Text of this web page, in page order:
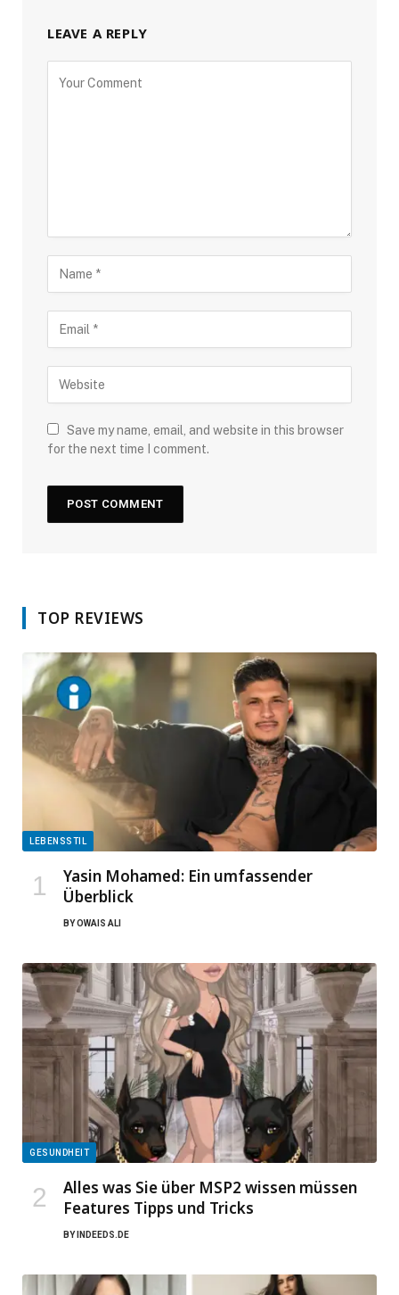
LEAVE A REPLY
Save my name, email, and website in this browser
for the next time I comment.
TOP REVIEWS
LEBENSSTIL
Yasin Mohamed: Ein umfassender
Überblick
BYOWAIS ALI
GESUNDHEIT
Alles was Sie über MSP2 wissen müssen
Features Tipps und Tricks
BY INDEEDS.DE